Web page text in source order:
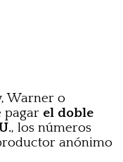
Warner o
pagar el doble
, los números
anónimo